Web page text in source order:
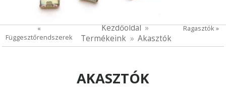
«
Függesztőrendszerek
Kezdőoldal
Termékeink
Akasztók
Ragasztók »
AKASZTÓK